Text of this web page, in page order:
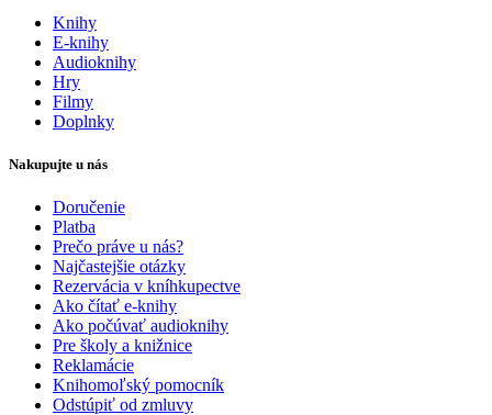
Knihy
E-knihy
Audioknihy
Hry
Filmy
Doplnky
Nakupujte u nás
Doručenie
Platba
Prečo práve u nás?
Najčastejšie otázky
Rezervácia v kníhkupectve
Ako čítať e-knihy
Ako počúvať audioknihy
Pre školy a knižnice
Reklamácie
Knihomoľský pomocník
Odstúpiť od zmluvy